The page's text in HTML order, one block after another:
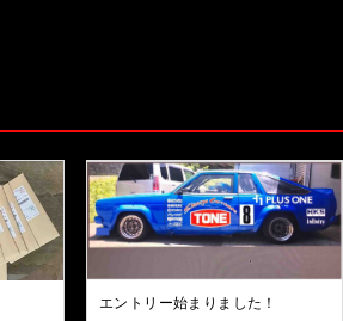
エントリー始まりました！